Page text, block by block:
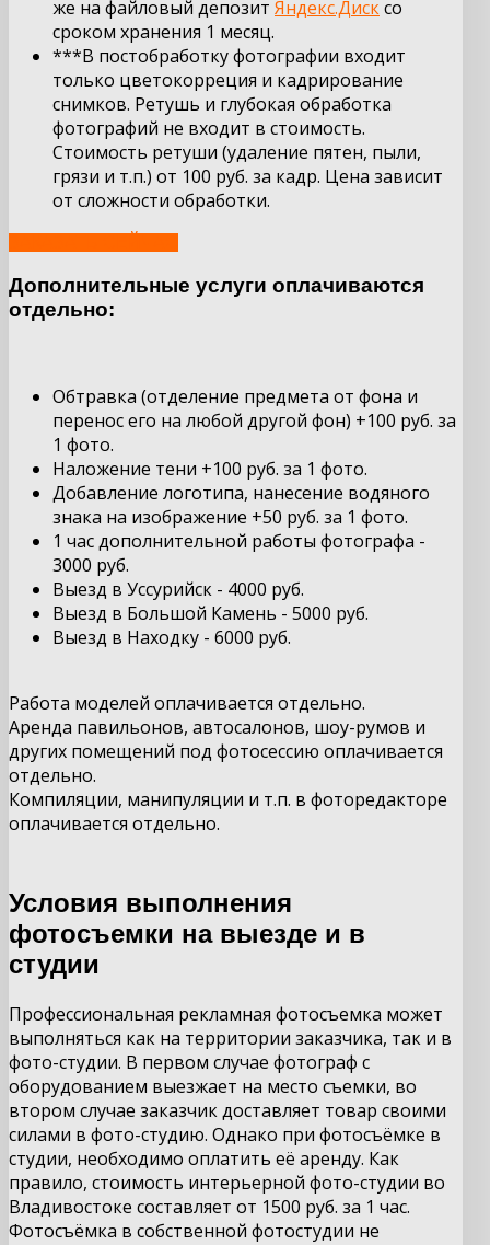
же на файловый депозит Яндекс.Дисксо
сроком хранения 1 месяц.
***В постобработку фотографии входит
только цветокорреция и кадрирование
снимков. Ретушь и глубокая обработка
фотографий не входит в стоимость.
Стоимость ретуши (удаление пятен, пыли,
грязи и т.п.) от 100 руб. за кадр. Цена зависит
от сложности обработки.
Дополнительные услуги оплачиваются
отдельно:
Обтравка (отделение предмета от фона и
перенос его на любой другой фон) +100 руб. за
1 фото.
Наложение тени +100 руб. за 1 фото.
Добавление логотипа, нанесение водяного
знака на изображение +50 руб. за 1 фото.
1 час дополнительной работы фотографа -
3000 руб.
Выезд в Уссурийск - 4000 руб.
Выезд в Большой Камень - 5000 руб.
Выезд в Находку - 6000 руб.
Работа моделей оплачивается отдельно.
Аренда павильонов, автосалонов, шоу-румов и
других помещений под фотосессию оплачивается
отдельно.
Компиляции, манипуляции и т.п. в фоторедакторе
оплачивается отдельно.
Условия выполнения
фотосъемки на выезде и в
студии
Профессиональная рекламная фотосъемка может
выполняться как на территории заказчика, так и в
фото-студии. В первом случае фотограф с
оборудованием выезжает на место съемки, во
втором случае заказчик доставляет товар своими
силами в фото-студию. Однако при фотосъёмке в
студии, необходимо оплатить её аренду. Как
правило, стоимость интерьерной фото-студии во
Владивостоке составляет от 1500 руб. за 1 час.
Фотосъёмка в собственной фотостудии не